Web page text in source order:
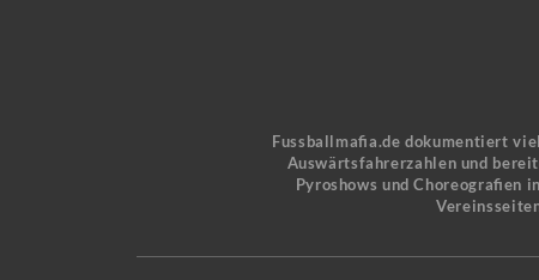
Fussballmafia.de dokumentiert
Auswärtsfahrerzahlen und
Pyroshows und Choreografien